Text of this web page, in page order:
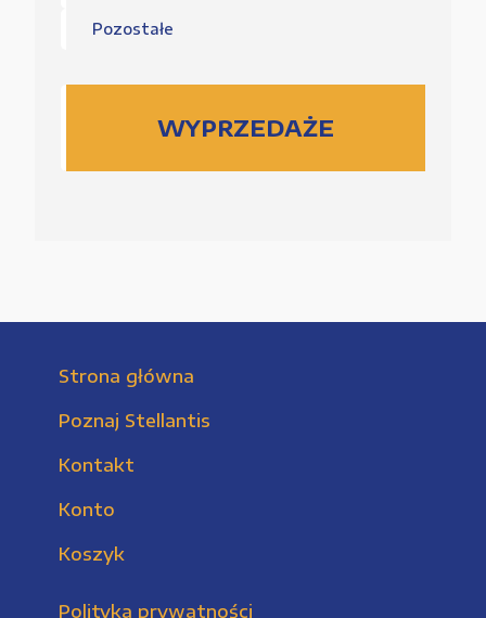
Pozostałe
WYPRZEDAŻE
Strona główna
Poznaj Stellantis
Kontakt
Konto
Koszyk
Polityka prywatności